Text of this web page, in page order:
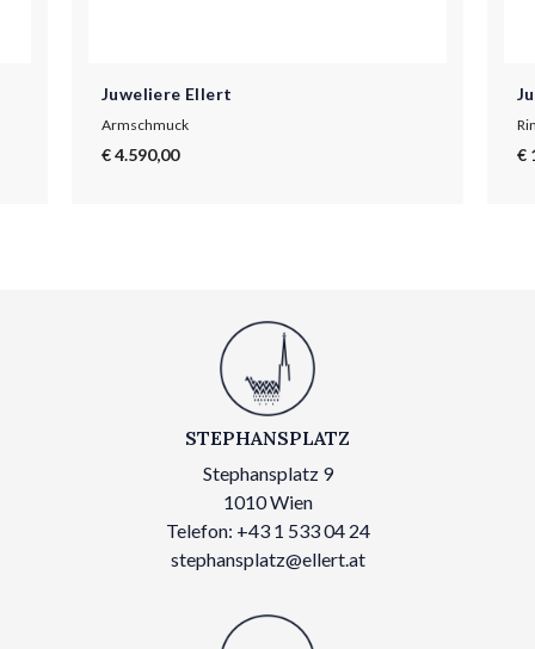
Juweliere Ellert
Armschmuck
€ 4.590,00 €
STEPHANSPLATZ
Stephansplatz 9
1010 Wien
Telefon: +43 1 533 04 24
stephansplatz@ellert.at